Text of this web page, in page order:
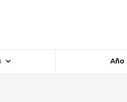
Año